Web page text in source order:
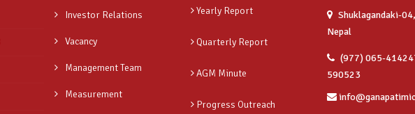
Investor Relations
Vacancy
Management Team
Measurement
Yearly Report
Quarterly Report
AGM Minute
Progress Outreach
Shuklagandaki-
Nepal
(977) 065-
590523